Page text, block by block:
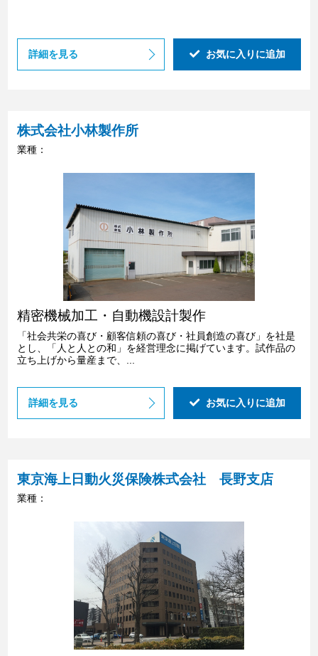
詳細を見る お気に入りに追加
株式会社小林製作所
業種：
精密機械加工・自動機設計製作
「社会共栄の喜び・顧客信頼の喜び・社員創造の喜び」を社是
とし、「人と人との和」を経営理念に掲げています。試作品の
立ち上げから量産まで、...
詳細を見る お気に入りに追加
東京海上日動火災保険株式会社 長野支店
業種：